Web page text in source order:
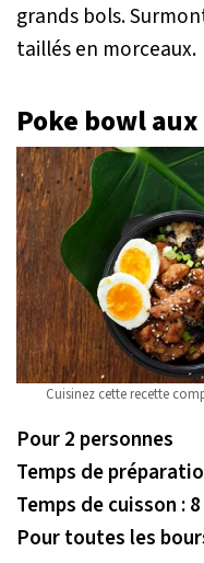
grands bols.
taillés en morceaux.
Poke bowl
Cuisinez cette recette
Pour 2 personnes
Temps de
Temps de cuisson :
Pour toutes les